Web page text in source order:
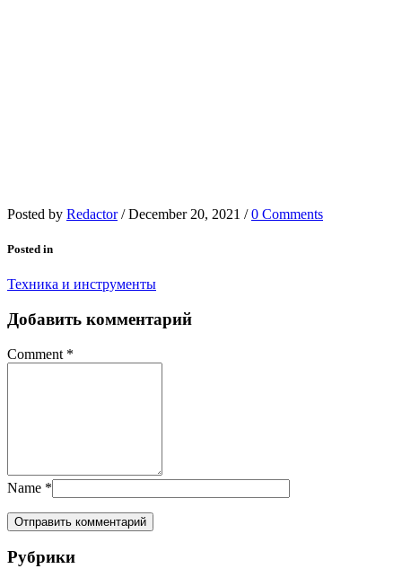
Posted by Redactor / December 20, 2021 / 0 Comments
Posted in
Техника и инструменты
Добавить комментарий
Comment *
Name *
Рубрики